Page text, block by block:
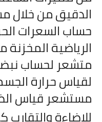
الدقيق من خلال
حساب السعرات
الرياضية
متشعر لحساب
لقياس حرارة
مستشعر قياس
للاضاءة